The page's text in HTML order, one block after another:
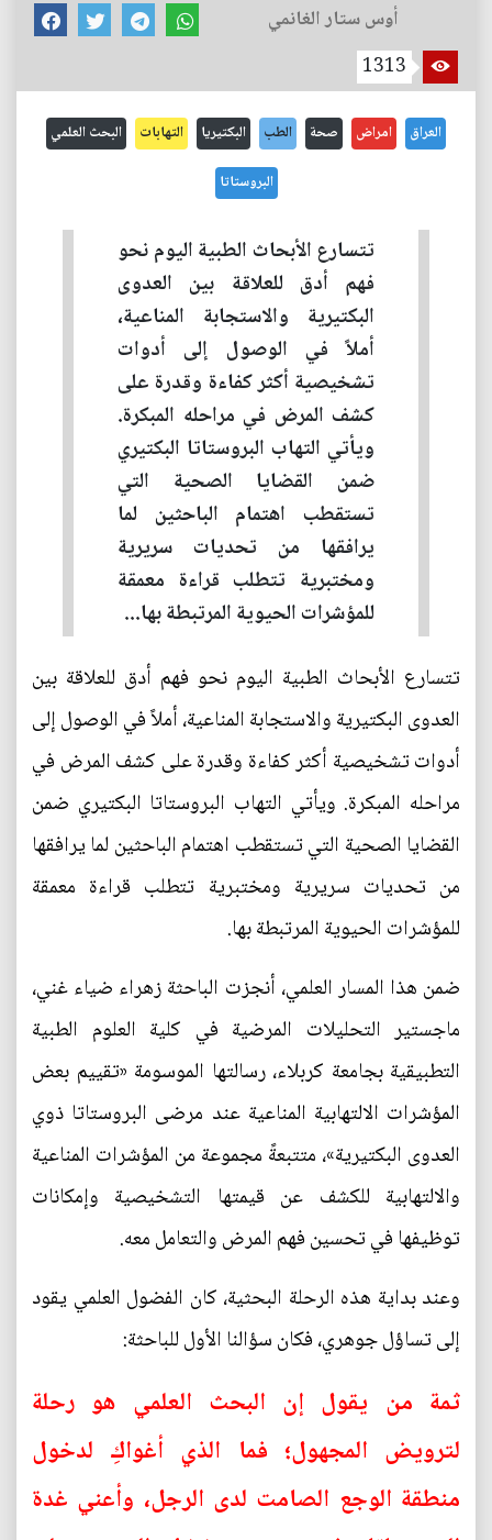
أوس ستار الغانمي
1313
العراق امراض صحة الطب البكتيريا التهابات البحث العلمي
البروستاتا
تتسارع الأبحاث الطبية اليوم نحو
فهم أدق للعلاقة بين العدوى
البكتيرية والاستجابة المناعية،
أملاً في الوصول إلى أدوات
تشخيصية أكثر كفاءة وقدرة على
كشف المرض في مراحله المبكرة.
ويأتي التهاب البروستاتا البكتيري
ضمن القضايا الصحية التي
تستقطب اهتمام الباحثين لما
يرافقها من تحديات سريرية
ومختبرية تتطلب قراءة معمقة
للمؤشرات الحيوية المرتبطة بها...
تتسارع الأبحاث الطبية اليوم نحو فهم أدق للعلاقة بين
العدوى البكتيرية والاستجابة المناعية، أملاً في الوصول إلى
أدوات تشخيصية أكثر كفاءة وقدرة على كشف المرض في
مراحله المبكرة. ويأتي التهاب البروستاتا البكتيري ضمن
القضايا الصحية التي تستقطب اهتمام الباحثين لما يرافقها
من تحديات سريرية ومختبرية تتطلب قراءة معمقة
للمؤشرات الحيوية المرتبطة بها.
ضمن هذا المسار العلمي، أنجزت الباحثة زهراء ضياء غني،
ماجستير التحليلات المرضية في كلية العلوم الطبية
التطبيقية بجامعة كربلاء، رسالتها الموسومة «تقييم بعض
المؤشرات الالتهابية المناعية عند مرضى البروستاتا ذوي
العدوى البكتيرية»، متتبعةً مجموعة من المؤشرات المناعية
والالتهابية للكشف عن قيمتها التشخيصية وإمكانات
توظيفها في تحسين فهم المرض والتعامل معه.
وعند بداية هذه الرحلة البحثية، كان الفضول العلمي يقود
إلى تساؤل جوهري، فكان سؤالنا الأول للباحثة:
ثمة من يقول إن البحث العلمي هو رحلة
لترويض المجهول؛ فما الذي أغواكِ لدخول
منطقة الوجع الصامت لدى الرجل، وأعني غدة